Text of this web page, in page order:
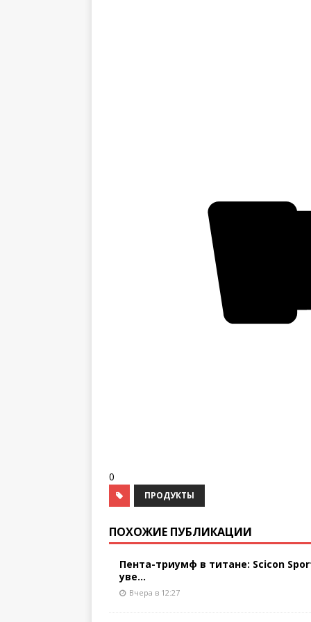
0
ПРОДУКТЫ
ПОХОЖИЕ ПУБЛИКАЦИИ
Пента-триумф в титане: Scicon
уве...
Вчера в 12:27